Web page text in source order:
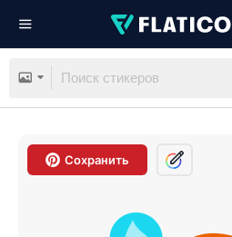
Сохранить